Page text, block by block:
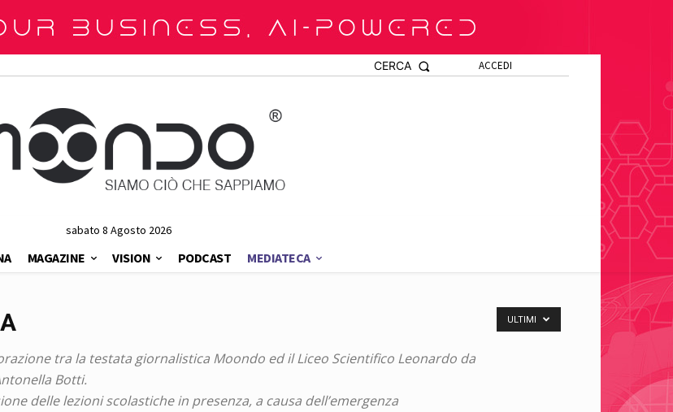
ACCEDI
CERCA
sabato 8 Agosto 2026
MAGAZINE VISION PODCAST MEDIATECA
tra la testata giornalistica Moondo ed il Liceo Scientifico Leonardo da
Botti.
delle lezioni scolastiche in presenza, a causa dell’emergenza
ULTIMI